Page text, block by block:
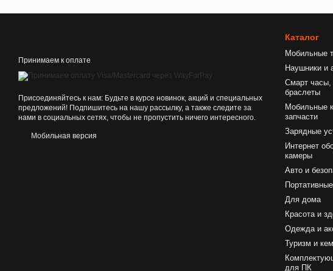
Принимаем к оплате
Присоединяйтесь к нам: Будьте в курсе новинок, акций и специальных
предложений! Подпишитесь на нашу рассылку, а также следите за
нами в социальных сетях, чтобы не пропустить ничего интересного.
Мобильная версия
Каталог
Мобильные
Наушники и
Смарт часы,
браслеты
Мобильные
запчасти
Зарядные
Интернет
камеры
Авто и
Для дома
Красота и
Одежда и
Туризм и
для ПК